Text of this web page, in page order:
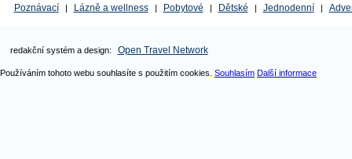
Poznávací
| Lázně a wellness | Pobytové | Dětské | Jednodenní |
redakční systém a design: Open Travel Network
Používáním tohoto webu souhlasíte s použitím cookies. Souhlasím Další informace